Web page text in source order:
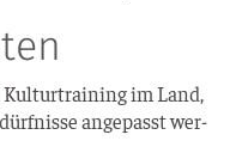
Kul­tur­trai­ning im Land,
ange­passt wer­